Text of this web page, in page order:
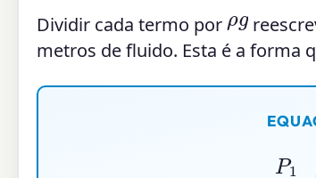
Dividir cada termo por ρg
metros de fluido. Esta é a forma
1ρ